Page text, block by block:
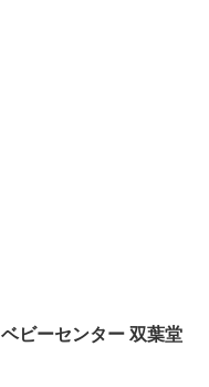
ベビーセンター 双葉堂